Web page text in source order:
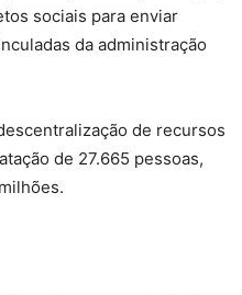
sociais para enviar
da administração
de recursos
de 27.665 pessoas,